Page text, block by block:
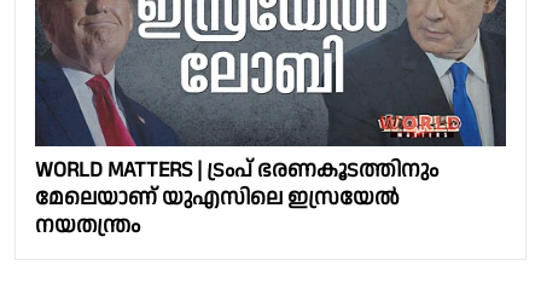
WORLD MATTERS | ട്രംപ് ഭരണകൂടത്തിനും
മേലെയാണ് യുഎസിലെ ഇസ്രയേല്‍
നയതന്ത്രം